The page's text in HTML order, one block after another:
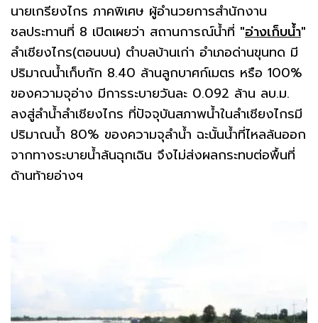
นายเกรียงไกร ภาคพิเศษ ผู้อำนวยการสำนักงาน
ชลประทานที่ 8 เปิดเผยว่า สถานการณ์น้ำที่ "อ่างเก็บน้ำ"
ลำเชียงไกร(ตอนบน) ตำบลบ้านเก่า อำเภอด่านขุนทด มี
ปริมาณน้ำเก็บกัก 8.40 ล้านลูกบาศก์เมตร หรือ 100%
ของความจุอ่าง มีการระบายวันละ 0.092 ล้าน ลบ.ม.
ลงสู่ลำน้ำลำเชียงไกร ที่ปัจจุบันสภาพน้ำในลำเชียงไกรมี
ปริมาณน้ำ 80% ของความจุลำน้ำ ฉะนั้นน้ำที่ไหลล้นออก
จากทางระบายน้ำล้นฉุกเฉิน จึงไม่ส่งผลกระทบต่อพื้นที่
ด้านท้ายอ่างฯ